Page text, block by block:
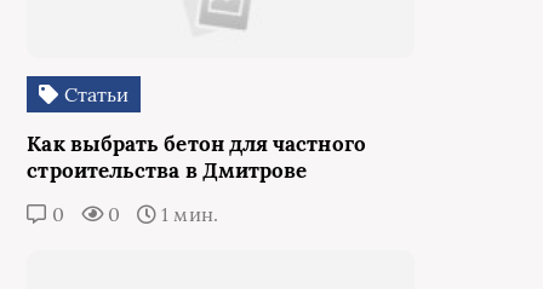
Статьи
Как выбрать бетон для частного
строительства в Дмитрове
0 0 1 мин.